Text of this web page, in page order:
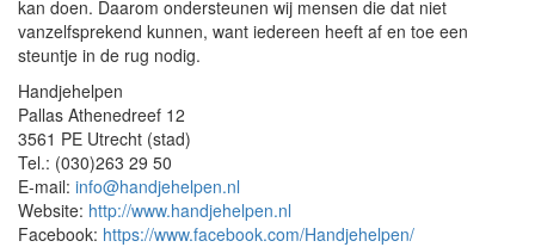
kan doen. Daarom ondersteunen wij mensen die dat niet
vanzelfsprekend kunnen, want iedereen heeft af en toe een
steuntje in de rug nodig.
Handjehelpen
Pallas Athenedreef 12
3561 PE Utrecht (stad)
Tel.: (030)263 29 50
E-mail: info@handjehelpen.nl
Website: http://www.handjehelpen.nl
Facebook: https://www.facebook.com/Handjehelpen/